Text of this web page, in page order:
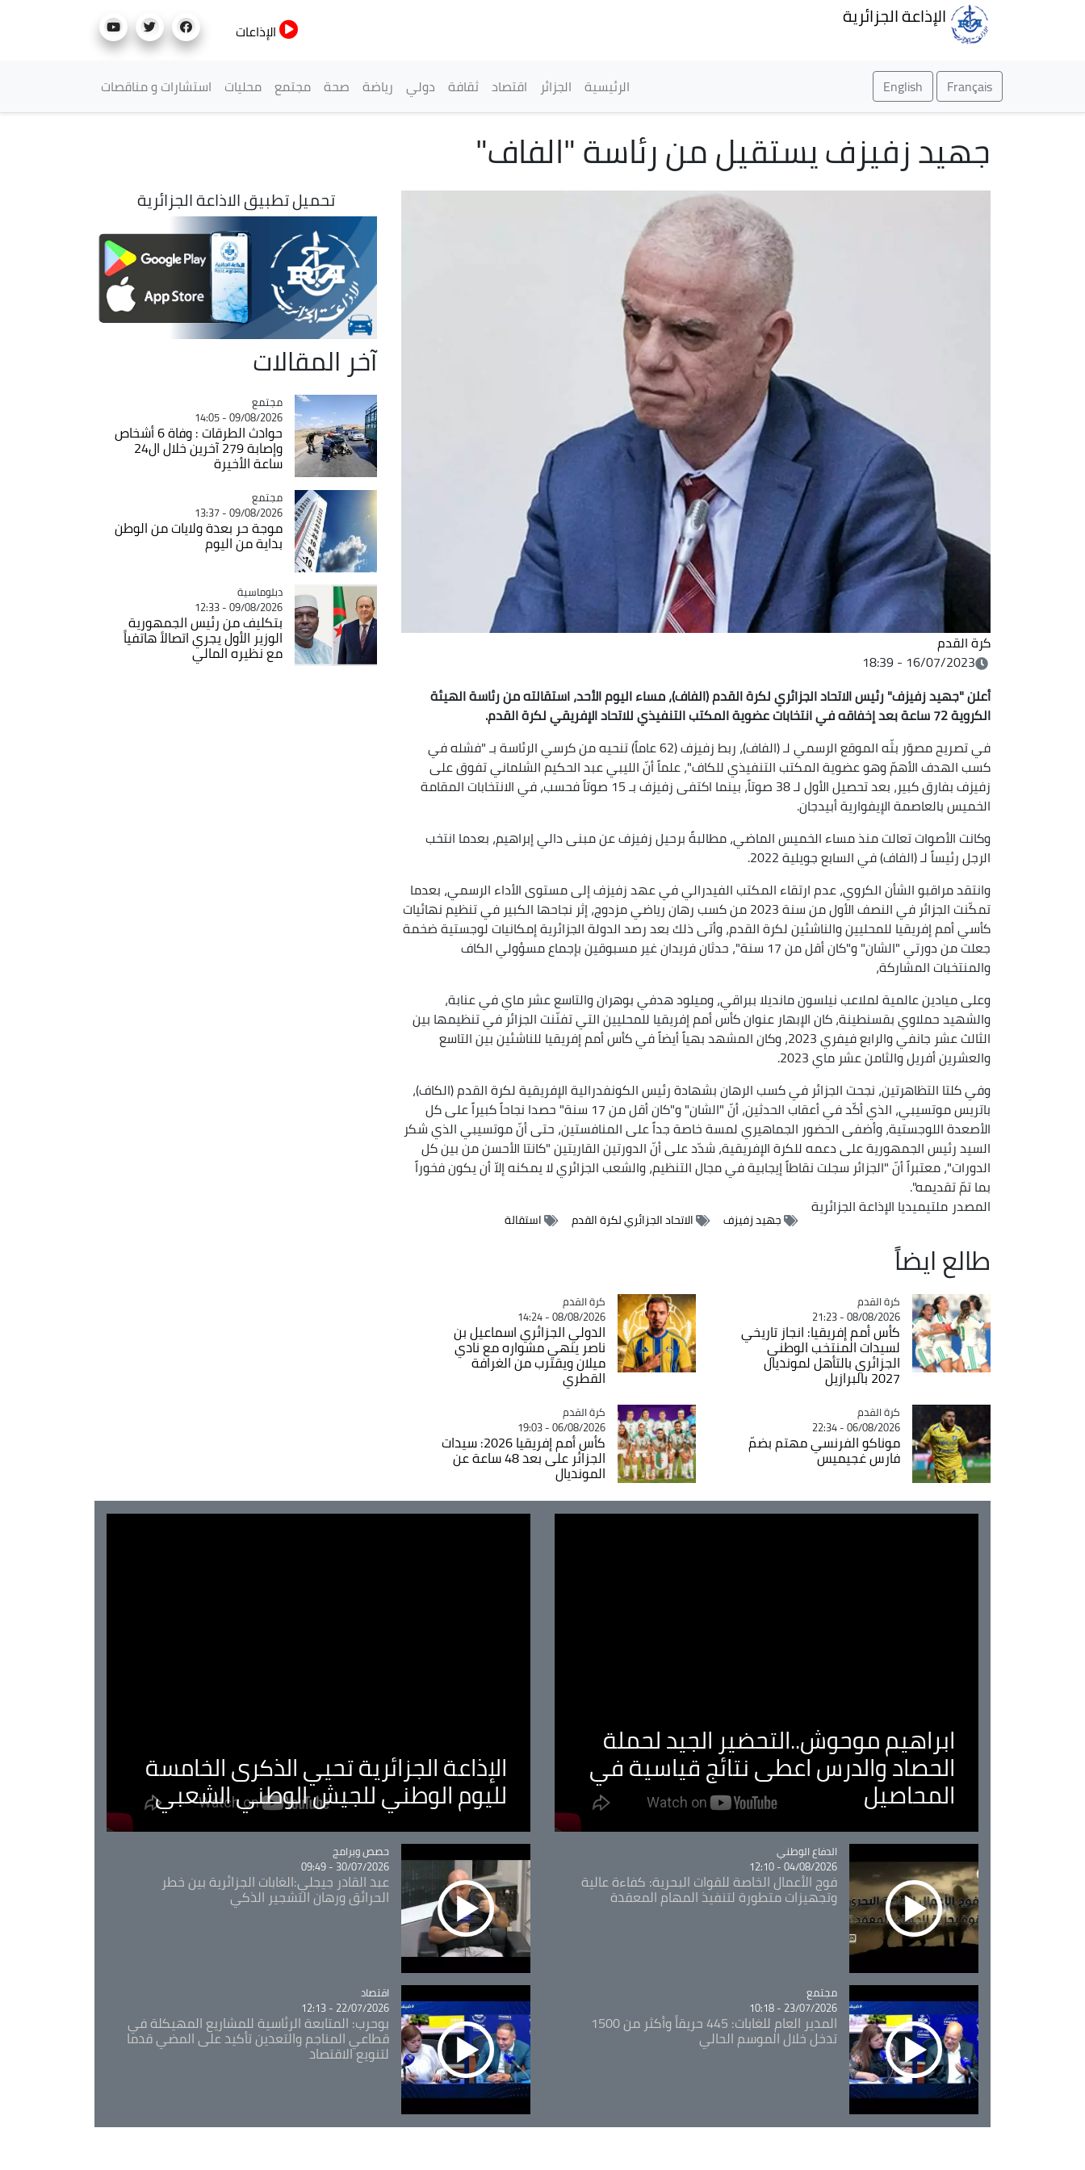
الإذاعة الجزائرية
الإذاعات
Français
English القائمة الرئيسية
الرئيسية الجزائر اقتصاد ثقافة دولي رياضة صحة مجتمع محليات استشارات و مناقصات
جهيد زفيزف يستقيل من رئاسة "الفاف"
كرة القدم
16/07/2023 - 18:39
أعلن "جهيد زفيزف" رئيس الاتحاد الجزائري لكرة القدم (الفاف)، مساء اليوم الأحد، استقالته من رئاسة الهيئة
الكروية 72 ساعة بعد إخفاقه
في انتخابات عضوية المكتب التنفيذي للاتحاد الإفريقي لكرة القدم.
في تصريح مصوّر بثّه الموقع الرسمي لـ (الفاف)، ربط زفيزف (62 عاماً) تنحيه من كرسي الرئاسة بـ "فشله في
كسب الهدف الأهمّ وهو عضوية المكتب التنفيذي للكاف"، علماً أنّ الليبي عبد الحكيم الشلماني تفوق على
زفيزف بفارق كبير، بعد تحصيل الأول لـ 38 صوتاً، بينما اكتفى زفيزف بـ 15 صوتاً فحسب، في الانتخابات المقامة
الخميس بالعاصمة الإيفوارية أبيدجان.
وكانت الأصوات تعالت منذ مساء الخميس الماضي، مطالبةً برحيل زفيزف عن مبنى دالي إبراهيم، بعدما انتخب
الرجل رئيساً لـ (الفاف) في السابع جويلية 2022.
وانتقد مراقبو الشأن الكروي، عدم ارتقاء المكتب الفيدرالي في عهد زفيزف إلى مستوى الأداء الرسمي، بعدما
تمكّنت الجزائر في النصف الأول من سنة 2023 من كسب رهان رياضي مزدوج، إثر نجاحها الكبير في تنظيم نهائيات
كأسي أمم إفريقيا للمحليين والناشئين لكرة القدم، وأتى ذلك بعد رصد الدولة الجزائرية إمكانيات لوجستية ضخمة
جعلت من دورتي "الشان" و"كان أقل من 17 سنة"، حدثان فريدان غير مسبوقين بإجماع مسؤولي الكاف
والمنتخبات المشاركة،
وعلى ميادين عالمية لملاعب نيلسون مانديلا ببراقي، وميلود هدفي بوهران والتاسع عشر ماي في عنابة،
والشهيد حملاوي بقسنطينة، كان الإبهار عنوان كأس أمم إفريقيا للمحليين التي تفنّنت الجزائر في تنظيمها بين
الثالث عشر جانفي والرابع فيفري 2023، وكان المشهد بهياً أيضاً في كأس أمم إفريقيا للناشئين بين التاسع
والعشرين أفريل والثامن عشر ماي 2023.
وفي كلتا التظاهرتين، نجحت الجزائر في كسب الرهان بشهادة رئيس الكونفدرالية الإفريقية لكرة القدم (الكاف)،
باتريس موتسيبي، الذي أكّد في أعقاب الحدثين، أنّ "الشان" و"كان أقل من 17 سنة" حصدا
نجاحاً كبيراً على كل
الأصعدة اللوجستية، وأضفى الحضور الجماهيري لمسة خاصة جداً على المنافستين، حتى أنّ موتسيبي الذي شكر
السيد رئيس الجمهورية على دعمه للكرة الإفريقية، شدّد على أنّ الدورتين القاريتين "كانتا الأحسن من بين كل
الدورات"، معتبراً أنّ "الجزائر سجلت نقاطاً إيجابية في مجال التنظيم، والشعب الجزائري لا يمكنه إلاّ أن يكون فخوراً
بما تمّ تقديمه".
المصدر ملتيميديا الإذاعة الجزائرية
جهيد زفيزف الاتحاد الجزائري لكرة القدم استقالة
طالع ايضاً
Catégorie
كرة القدم
08/08/2026 - 21:23
كأس أمم إفريقيا: انجاز تاريخي
لسيدات المنتخب الوطني
الجزائري بالتأهل لمونديال
2027 بالبرازيل
Catégorie
كرة القدم
08/08/2026 - 14:24
الدولي الجزائري اسماعيل بن
ناصر ينهي مشواره مع نادي
ميلان ويقترب من الغرافة
القطري
Catégorie
كرة القدم
06/08/2026 - 22:34
موناكو الفرنسي مهتم بضمّ
فارس غجيميس
Catégorie
كرة القدم
06/08/2026 - 19:03
كأس أمم إفريقيا 2026: سيدات
الجزائر على بعد 48 ساعة عن
المونديال
تحميل تطبيق الاذاعة الجزائرية
آخر المقالات
Catégorie
مجتمع
09/08/2026 - 14:05
حوادث الطرقات : وفاة 6 أشخاص
وإصابة 279 آخرين خلال ال24
ساعة الأخيرة
Catégorie
مجتمع
09/08/2026 - 13:37
موجة حر بعدة ولايات من الوطن
بداية من اليوم
Catégorie
دبلوماسية
09/08/2026 - 12:33
بتكليف من رئيس الجمهورية
الوزير الأول يجري اتصالاً هاتفياً
مع نظيره المالي
ابراهيم موحوش..التحضير الجيد لحملة
الحصاد والدرس اعطى نتائج قياسية في
المحاصيل
الإذاعة الجزائرية تحيي الذكرى الخامسة
لليوم الوطني للجيش الوطني الشعبي
Catégorie
الدفاع الوطني
04/08/2026 - 12:10
فوج الأعمال الخاصة للقوات البحرية: كفاءة عالية
وتجهيزات متطورة لتنفيذ المهام المعقدة
Catégorie
حصص وبرامج
30/07/2026 - 09:49
عبد القادر جيجلي:الغابات الجزائرية بين خطر
الحرائق ورهان التشجير الذكي
Catégorie
مجتمع
23/07/2026 - 10:18
المدير العام للغابات: 445 حريقاً وأكثر من 1500
تدخل خلال الموسم الحالي
Catégorie
اقتصاد
22/07/2026 - 12:13
بوحرب: المتابعة الرئاسية للمشاريع المهيكلة في
قطاعي المناجم والتعدين تأكيد على المضي قدما
لتنويع الاقتصاد